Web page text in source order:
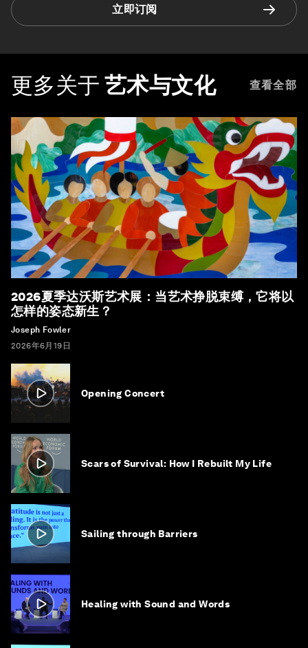
立即订阅
更多关于 艺术与文化 查看全部
2026夏季达沃斯艺术展：当艺术挣脱束缚，它将以
怎样的姿态新生？
Joseph Fowler
2026年6月19日
Opening Concert
Scars of Survival: How I Rebuilt My Life
Sailing through Barriers
Healing with Sound and Words